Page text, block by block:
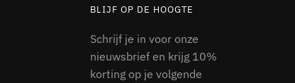
BLIJF OP DE HOOGTE
Schrijf je in voor onze
nieuwsbrief en krijg 10%
korting op je volgende